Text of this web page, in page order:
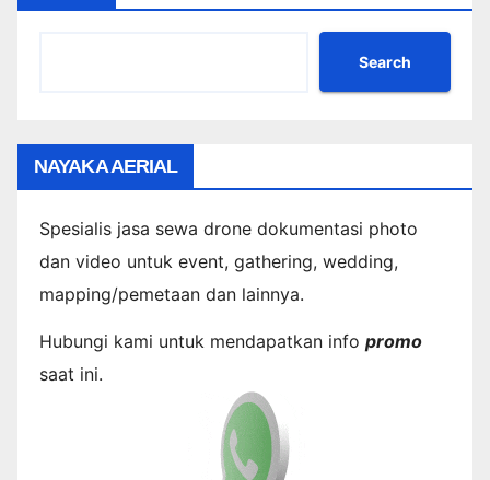
Search
NAYAKA AERIAL
Spesialis jasa sewa drone dokumentasi photo
dan video untuk event, gathering, wedding,
mapping/pemetaan dan lainnya.
Hubungi kami untuk mendapatkan info promo
saat ini.